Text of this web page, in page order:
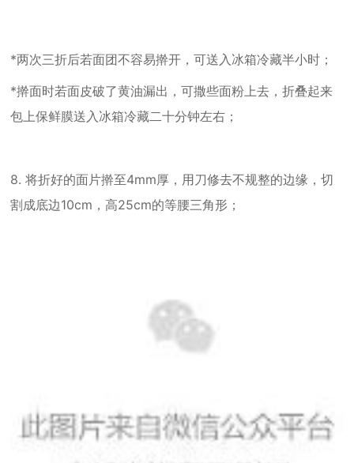
*两次三折后若面团不容易擀开，可送入冰箱冷藏半小时；
*擀面时若面皮破了黄油漏出，可撒些面粉上去，折叠起来
包上保鲜膜送入冰箱冷藏二十分钟左右；
8. 将折好的面片擀至4mm厚，用刀修去不规整的边缘，切
割成底边10cm，高25cm的等腰三角形；